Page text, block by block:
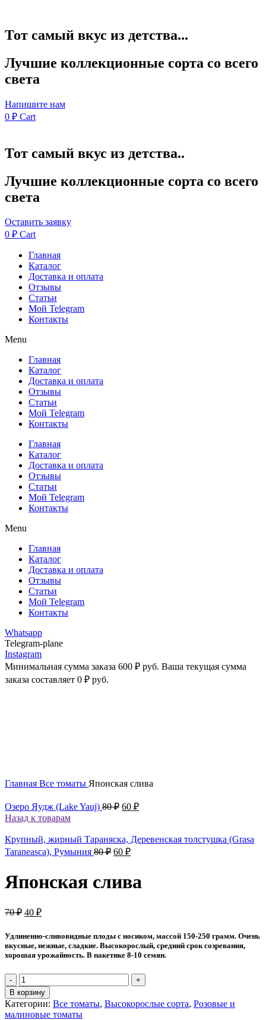
Тот самый вкус из детства...
Лучшие коллекционные сорта со всего
света
Напишите нам
0 ₽ Cart
Тот самый вкус из детства..
Лучшие коллекционные сорта со всего
света
Оставить заявку
0 ₽ Cart
Главная
Каталог
Доставка и оплата
Отзывы
Статьи
Мой Telegram
Контакты
Menu
Главная
Каталог
Доставка и оплата
Отзывы
Статьи
Мой Telegram
Контакты
Главная
Каталог
Доставка и оплата
Отзывы
Статьи
Мой Telegram
Контакты
Menu
Главная
Каталог
Доставка и оплата
Отзывы
Статьи
Мой Telegram
Контакты
Whatsapp
Telegram-plane
Instagram
Минимальная сумма заказа 600 ₽ руб. Ваша текущая сумма
заказа составляет 0 ₽ руб.
Главная Все томаты Японская слива
Озеро Яудж (Lake Yauj) 80₽ Первоначальная
80 ₽.
60 ₽Текущая
Назад к товарам
Крупный, жирный Тараняска, Деревенская толстушка (Grasa
Taraneasca), Румыния 80₽ Первоначальная
80 ₽.
60 ₽Текущая
Японская слива
70₽ Первоначальная
70 ₽.
40 ₽Текущая
40 ₽.
Удлиненно-сливовидные плоды с носиком, массой 150-250 грамм. Очень
вкусные, нежные, сладкие. Высокорослый, средний срок созревания,
хорошая урожайность. В пакетике 8-10 семян.
Количество
товара
Японская
слива
В корзину
Категории: Все томаты, Высокорослые сорта, Розовые и
малиновые томаты